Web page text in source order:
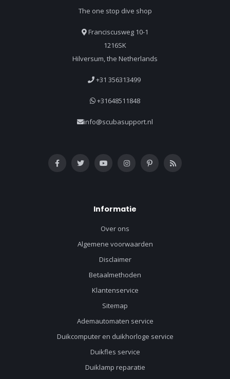
The one stop dive shop
Franciscusweg 10-1
1216SK
Hilversum, the Netherlands
+31 356313499
+31648511848
info@scubasupport.nl
Informatie
Over ons
Algemene voorwaarden
Disclaimer
Betaalmethoden
Klantenservice
Sitemap
Ademautomaten service
Duikcomputer en duikhorloge service
Duikfles service
Duiklamp reparatie